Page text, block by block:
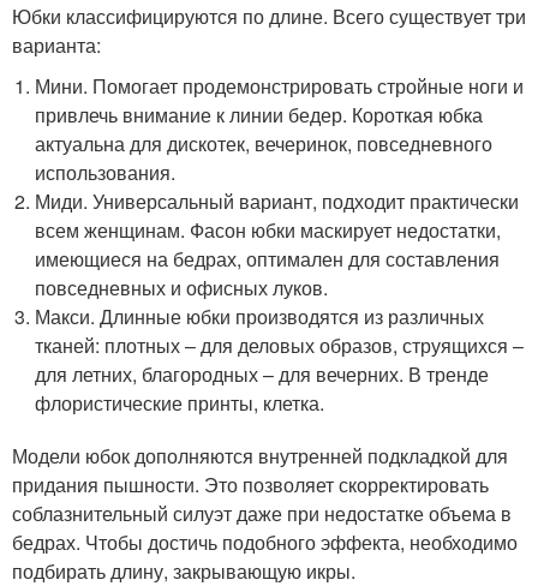
Юбки классифицируются по длине. Всего существует три
варианта:
Мини. Помогает продемонстрировать стройные ноги и
привлечь внимание к линии бедер. Короткая юбка
актуальна для дискотек, вечеринок, повседневного
использования.
Миди. Универсальный вариант, подходит практически
всем женщинам. Фасон юбки маскирует недостатки,
имеющиеся на бедрах, оптимален для составления
повседневных и офисных луков.
Макси. Длинные юбки производятся из различных
тканей: плотных – для деловых образов, струящихся –
для летних, благородных – для вечерних. В тренде
флористические принты, клетка.
Модели юбок дополняются внутренней подкладкой для
придания пышности. Это позволяет скорректировать
соблазнительный силуэт даже при недостатке объема в
бедрах. Чтобы достичь подобного эффекта, необходимо
подбирать длину, закрывающую икры.